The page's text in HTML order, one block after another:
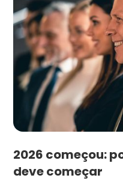
2026 começou:
deve começar